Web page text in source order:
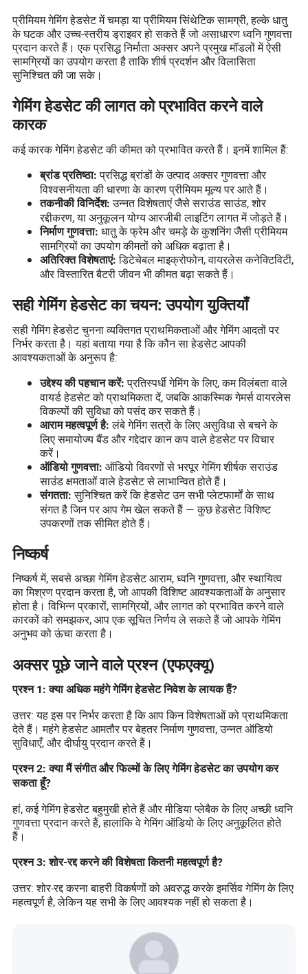
प्रीमियम गेमिंग हेडसेट में चमड़ा या प्रीमियम सिंथेटिक सामग्री, हल्के धातु
के घटक और उच्च-स्तरीय ड्राइवर हो सकते हैं जो असाधारण ध्वनि गुणवत्ता
प्रदान करते हैं। एक प्रसिद्ध निर्माता अक्सर अपने प्रमुख मॉडलों में ऐसी
सामग्रियों का उपयोग करता है ताकि शीर्ष प्रदर्शन और विलासिता
सुनिश्चित की जा सके।
गेमिंग हेडसेट की लागत को प्रभावित करने वाले
कारक
कई कारक गेमिंग हेडसेट की कीमत को प्रभावित करते हैं। इनमें शामिल हैं:
ब्रांड प्रतिष्ठा: प्रसिद्ध ब्रांडों के उत्पाद अक्सर गुणवत्ता और
विश्वसनीयता की धारणा के कारण प्रीमियम मूल्य पर आते हैं।
तकनीकी विनिर्देश: उन्नत विशेषताएं जैसे सराउंड साउंड, शोर
रद्दीकरण, या अनुकूलन योग्य आरजीबी लाइटिंग लागत में जोड़ते हैं।
निर्माण गुणवत्ता: धातु के फ्रेम और चमड़े के कुशनिंग जैसी प्रीमियम
सामग्रियों का उपयोग कीमतों को अधिक बढ़ाता है।
अतिरिक्त विशेषताएं: डिटेचेबल माइक्रोफोन, वायरलेस कनेक्टिविटी,
और विस्तारित बैटरी जीवन भी कीमत बढ़ा सकते हैं।
सही गेमिंग हेडसेट का चयन: उपयोग युक्तियाँ
सही गेमिंग हेडसेट चुनना व्यक्तिगत प्राथमिकताओं और गेमिंग आदतों पर
निर्भर करता है। यहां बताया गया है कि कौन सा हेडसेट आपकी
आवश्यकताओं के अनुरूप है:
उद्देश्य की पहचान करें: प्रतिस्पर्धी गेमिंग के लिए, कम विलंबता वाले
वायर्ड हेडसेट को प्राथमिकता दें, जबकि आकस्मिक गेमर्स वायरलेस
विकल्पों की सुविधा को पसंद कर सकते हैं।
आराम महत्वपूर्ण है: लंबे गेमिंग सत्रों के लिए असुविधा से बचने के
लिए समायोज्य बैंड और गद्देदार कान कप वाले हेडसेट पर विचार
करें।
ऑडियो गुणवत्ता: ऑडियो विवरणों से भरपूर गेमिंग शीर्षक सराउंड
साउंड क्षमताओं वाले हेडसेट से लाभान्वित होते हैं।
संगतता: सुनिश्चित करें कि हेडसेट उन सभी प्लेटफार्मों के साथ
संगत है जिन पर आप गेम खेल सकते हैं — कुछ हेडसेट विशिष्ट
उपकरणों तक सीमित होते हैं।
निष्कर्ष
निष्कर्ष में, सबसे अच्छा गेमिंग हेडसेट आराम, ध्वनि गुणवत्ता, और स्थायित्व
का मिश्रण प्रदान करता है, जो आपकी विशिष्ट आवश्यकताओं के अनुसार
होता है। विभिन्न प्रकारों, सामग्रियों, और लागत को प्रभावित करने वाले
कारकों को समझकर, आप एक सूचित निर्णय ले सकते हैं जो आपके गेमिंग
अनुभव को ऊंचा करता है।
अक्सर पूछे जाने वाले प्रश्न (एफएक्यू)
प्रश्न 1: क्या अधिक महंगे गेमिंग हेडसेट निवेश के लायक हैं?
उत्तर: यह इस पर निर्भर करता है कि आप किन विशेषताओं को प्राथमिकता
देते हैं। महंगे हेडसेट आमतौर पर बेहतर निर्माण गुणवत्ता, उन्नत ऑडियो
सुविधाएँ, और दीर्घायु प्रदान करते हैं।
प्रश्न 2: क्या मैं संगीत और फिल्मों के लिए गेमिंग हेडसेट का उपयोग कर
सकता हूँ?
हां, कई गेमिंग हेडसेट बहुमुखी होते हैं और मीडिया प्लेबैक के लिए अच्छी ध्वनि
गुणवत्ता प्रदान करते हैं, हालांकि वे गेमिंग ऑडियो के लिए अनुकूलित होते
हैं।
प्रश्न 3: शोर-रद्द करने की विशेषता कितनी महत्वपूर्ण है?
उत्तर: शोर-रद्द करना बाहरी विकर्षणों को अवरुद्ध करके इमर्सिव गेमिंग के लिए
महत्वपूर्ण है, लेकिन यह सभी के लिए आवश्यक नहीं हो सकता है।